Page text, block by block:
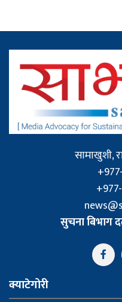
सामाखुशी,
सुचना बिभाग
क्याटेगोरी